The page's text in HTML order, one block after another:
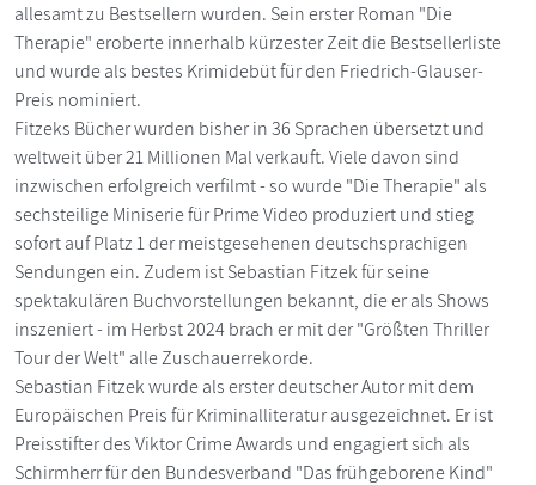
allesamt zu Bestsellern wurden. Sein erster Roman "Die
Therapie" eroberte innerhalb kürzester Zeit die Bestsellerliste
und wurde als bestes Krimidebüt für den Friedrich-Glauser-
Preis nominiert.
Fitzeks Bücher wurden bisher in 36 Sprachen übersetzt und
weltweit über 21 Millionen Mal verkauft. Viele davon sind
inzwischen erfolgreich verfilmt - so wurde "Die Therapie" als
sechsteilige Miniserie für Prime Video produziert und stieg
sofort auf Platz 1 der meistgesehenen deutschsprachigen
Sendungen ein. Zudem ist Sebastian Fitzek für seine
spektakulären Buchvorstellungen bekannt, die er als Shows
inszeniert - im Herbst 2024 brach er mit der "Größten Thriller
Tour der Welt" alle Zuschauerrekorde.
Sebastian Fitzek wurde als erster deutscher Autor mit dem
Europäischen Preis für Kriminalliteratur ausgezeichnet. Er ist
Preisstifter des Viktor Crime Awards und engagiert sich als
Schirmherr für den Bundesverband "Das frühgeborene Kind"